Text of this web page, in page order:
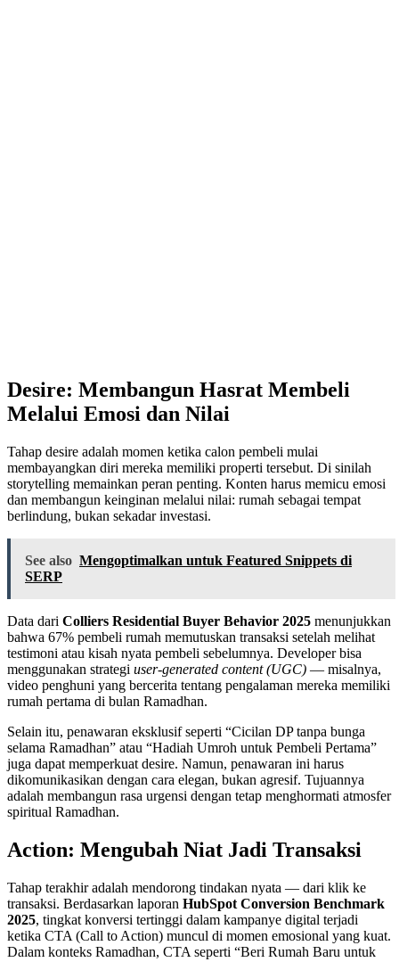
Desire: Membangun Hasrat Membeli
Melalui Emosi dan Nilai
Tahap desire adalah momen ketika calon pembeli mulai
membayangkan diri mereka memiliki properti tersebut. Di sinilah
storytelling memainkan peran penting. Konten harus memicu emosi
dan membangun keinginan melalui nilai: rumah sebagai tempat
berlindung, bukan sekadar investasi.
See also Mengoptimalkan untuk Featured Snippets di
SERP
Data dari Colliers Residential Buyer Behavior 2025 menunjukkan
bahwa 67% pembeli rumah memutuskan transaksi setelah melihat
testimoni atau kisah nyata pembeli sebelumnya. Developer bisa
menggunakan strategi user-generated content (UGC) — misalnya,
video penghuni yang bercerita tentang pengalaman mereka memiliki
rumah pertama di bulan Ramadhan.
Selain itu, penawaran eksklusif seperti “Cicilan DP tanpa bunga
selama Ramadhan” atau “Hadiah Umroh untuk Pembeli Pertama”
juga dapat memperkuat desire. Namun, penawaran ini harus
dikomunikasikan dengan cara elegan, bukan agresif. Tujuannya
adalah membangun rasa urgensi dengan tetap menghormati atmosfer
spiritual Ramadhan.
Action: Mengubah Niat Jadi Transaksi
Tahap terakhir adalah mendorong tindakan nyata — dari klik ke
transaksi. Berdasarkan laporan HubSpot Conversion Benchmark
2025, tingkat konversi tertinggi dalam kampanye digital terjadi
ketika CTA (Call to Action) muncul di momen emosional yang kuat.
Dalam konteks Ramadhan, CTA seperti “Beri Rumah Baru untuk